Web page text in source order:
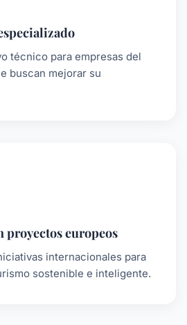
técnico para empresas del
buscan mejorar su
europeos
internacionales para
sostenible e inteligente.